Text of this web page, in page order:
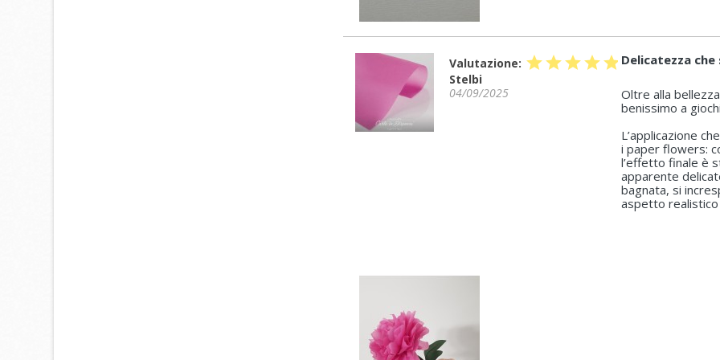
Valutazione: starstarstarstarstar
Stelbi
04/09/2025
Delicatezza
Oltre alla
benissimo a
L’applicazione
i paper flowers:
l’effetto finale è
apparente
bagnata, si
aspetto